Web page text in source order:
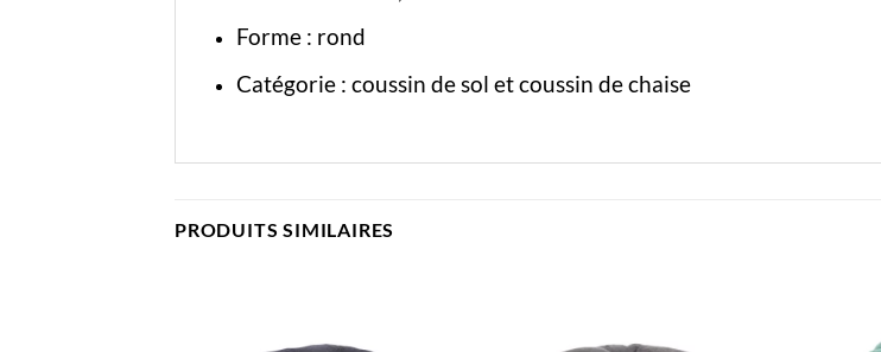
Forme : rond
Catégorie : coussin de sol etcoussin de chaise
PRODUITS SIMILAIRES